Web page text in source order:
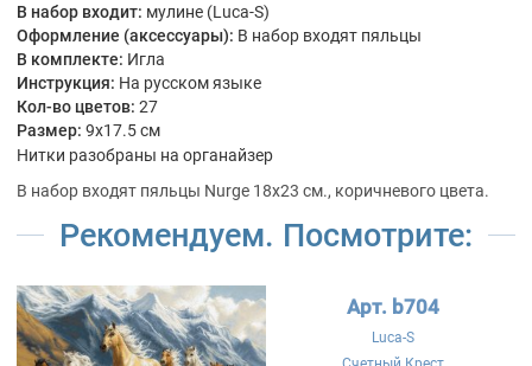
В набор входит: мулине (Luca-S)
Оформление (аксессуары): В набор входят пяльцы
В комплекте: Игла
Инструкция: На русском языке
Кол-во цветов: 27
Размер: 9x17.5 см
Нитки разобраны на органайзер
В набор входят пяльцы Nurge 18х23 см., коричневого цвета.
Рекомендуем. Посмотрите:
Арт. b704
Luca-S